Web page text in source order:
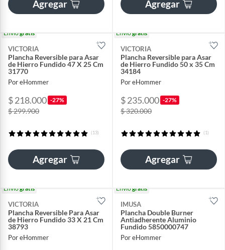
Agregar Agregar
Envíogratis
VICTORIA
Plancha Reversible para Asar
de Hierro Fundido 47 X 25 Cm
31770
Por eHommer
$ 218.000 -27%
$ 299.900
(13)
Agregar
Envíogratis
VICTORIA
Plancha Reversible para Asar
de Hierro Fundido 50 x 35 Cm
34184
Por eHommer
$ 235.000 -27%
$ 320.000
(1)
Agregar
Envíogratis
VICTORIA
Plancha Reversible Para Asar
de Hierro Fundido 33 X 21 Cm
38793
Por eHommer
Envíogratis
IMUSA
Plancha Double Burner
Antiadherente Aluminio
Fundido 5850000747
Por eHommer